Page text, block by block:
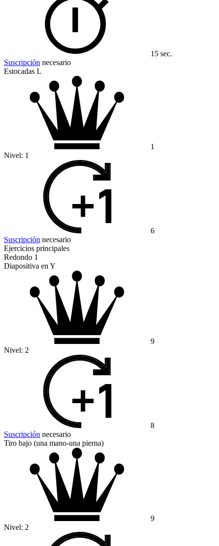
15 sec.
Suscripción necesario
Estocadas L
1
Nivel: 1
6
Suscripción necesario
Ejercicios principales
Redondo 1
Diapositiva en Y
9
Nivel: 2
8
Suscripción necesario
Tiro bajo (una mano-una pierna)
9
Nivel: 2